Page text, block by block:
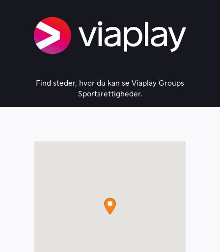
Find steder, hvor du kan se Viaplay Groups
Sportsrettigheder.